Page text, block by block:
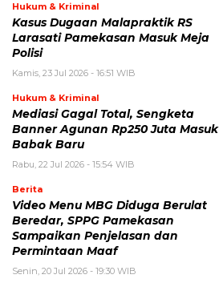
Hukum & Kriminal
Kasus Dugaan Malapraktik RS
Larasati Pamekasan Masuk Meja
Polisi
Kamis, 23 Jul 2026 - 16:51 WIB
Hukum & Kriminal
Mediasi Gagal Total, Sengketa
Banner Agunan Rp250 Juta Masuk
Babak Baru
Rabu, 22 Jul 2026 - 15:54 WIB
Berita
‎Video Menu MBG Diduga Berulat
Beredar, SPPG Pamekasan
Sampaikan Penjelasan dan
Permintaan Maaf
Senin, 20 Jul 2026 - 19:30 WIB